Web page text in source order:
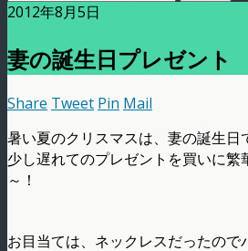
2012年8月5日
妻の誕生日プレゼント
Share Tweet Pin Mail
暑い夏のクリスマスは、妻の誕生日
少し遅れてのプレゼントを買いに繁
～！
お目当ては、ネックレスだったの